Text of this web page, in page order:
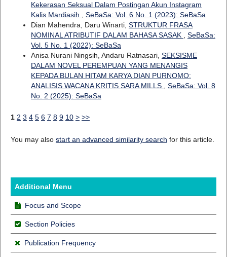
Kekerasan Seksual Dalam Postingan Akun Instagram
Kalis Mardiasih
SeBaSa: Vol. 6 No. 1 (2023): SeBaSa
Dian Mahendra, Daru Winarti, STRUKTUR FRASA
NOMINAL ATRIBUTIF DALAM BAHASA SASAK
SeBaSa:
Vol. 5 No. 1 (2022): SeBaSa
Anisa Nurani Ningsih, Andaru Ratnasari, SEKSISME
DALAM NOVEL PEREMPUAN YANG MENANGIS
KEPADA BULAN HITAM KARYA DIAN PURNOMO:
ANALISIS WACANA KRITIS SARA MILLS
SeBaSa: Vol. 8
No. 2 (2025): SeBaSa
1 2 3 4 5 6 7 8 9 10 > >>
You may also start an advanced similarity search for this article.
Additional Menu
Focus and Scope
Section Policies
Publication Frequency